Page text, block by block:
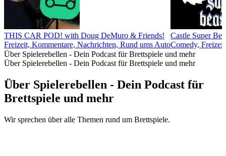
THIS CAR POD! with Doug DeMuro & Friends!
Freizeit, Kommentare, Nachrichten, Rund ums Auto
Castle Super
Comedy,
Über Spielerebellen - Dein Podcast für Brettspiele und mehr
Über Spielerebellen - Dein Podcast für Brettspiele und mehr
Über Spielerebellen - Dein Podcast für
Brettspiele und mehr
Wir sprechen über alle Themen rund um Brettspiele.